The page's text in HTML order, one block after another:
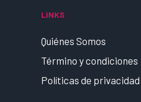
LINKS
Quiénes Somos
Término y condiciones
Políticas de privacidad